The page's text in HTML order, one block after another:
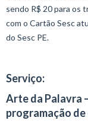
sendo R$ 20 para os
com o Cartão Sesc
do Sesc PE.
Serviço:
Arte da Palavra
programação